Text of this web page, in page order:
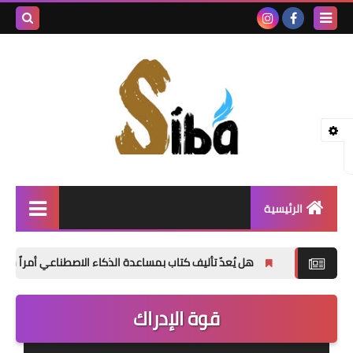
الرئيسية
نصوص
قصة قصيرة
هل يُعدّ تأليف كتاب بمساعدة الذكاء الاصطناعي أمراً خاطئاً؟
قوة الإدراك